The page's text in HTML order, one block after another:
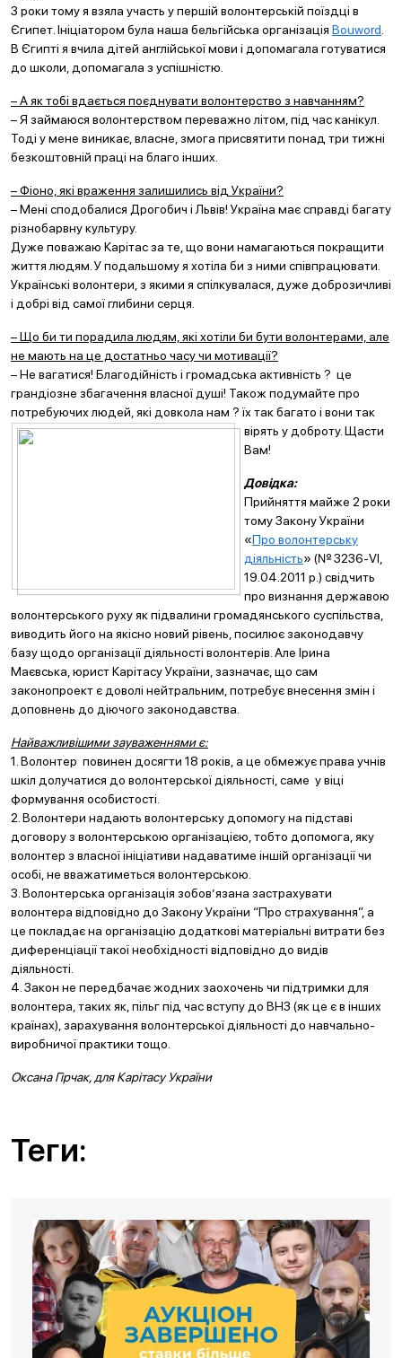
3 роки тому я взяла участь у першій волонтерській поїздці в
Єгипет. Ініціатором була наша бельгійська організація Bouword
В Єгипті я вчила дітей англійської мови і допомагала готуватися
до школи, допомагала з успішністю.
– А як тобі вдається поєднувати волонтерство з навчанням?
– Я займаюся волонтерством переважно літом, під час канікул.
Тоді у мене виникає, власне, змога присвятити понад три тижні
безкоштовній праці на благо інших.
– Фіоно, які враження залишились від України?
– Мені сподобалися Дрогобич і Львів! Україна має справді багату
різнобарвну культуру.
Дуже поважаю Карітас за те, що вони намагаються покращити
життя людям. У подальшому я хотіла би з ними співпрацювати.
Українські волонтери, з якими я спілкувалася, дуже доброзичливі
і добрі від самої глибини серця.
– Що би ти порадила людям, які хотіли би бути волонтерами, але
не мають на це достатньо часу чи мотивації?
– Не вагатися! Благодійність і громадська активність ? це
грандіозне збагачення власної душі! Також подумайте про
потребуючих людей, які довкола нам ? їх так багато і вони так
вірять у доброту. Щасти
Вам!
Довідка:
Прийняття майже 2 роки
тому Закону України
«Про волонтерську
діяльність» (№ 3236-VI,
19.04.2011 р.) свідчить
про визнання державою
волонтерського руху як підвалини громадянського суспільства,
виводить його на якісно новий рівень, посилює законодавчу
базу щодо організації діяльності волонтерів. Але Ірина
Маєвська, юрист Карітасу України, зазначає, що сам
законопроект є доволі нейтральним, потребує внесення змін і
доповнень до діючого законодавства.
Найважливішими зауваженнями є:
1. Волонтер повинен досягти 18 років, а це обмежує права учнів
шкіл долучатися до волонтерської діяльності, саме у віці
формування особистості.
2. Волонтери надають волонтерську допомогу на підставі
договору з волонтерською організацією, тобто допомога, яку
волонтер з власної ініціативи надаватиме іншій організації чи
особі, не вважатиметься волонтерською.
3. Волонтерська організація зобов’язана застрахувати
волонтера відповідно до Закону України “Про страхування”, а
це покладає на організацію додаткові матеріальні витрати без
диференціації такої необхідності відповідно до видів
діяльності.
4. Закон не передбачає жодних заохочень чи підтримки для
волонтера, таких як, пільг під час вступу до ВНЗ (як це є в інших
країнах), зарахування волонтерської діяльності до навчально-
виробничої практики тощо.
Оксана Гірчак, для Карітасу України
Теги: